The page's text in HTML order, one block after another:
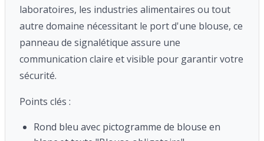
laboratoires, les industries alimentaires ou tout
autre domaine nécessitant le port d'une blouse, ce
panneau de signalétique assure une
communication claire et visible pour garantir votre
sécurité.
Points clés :
Rond bleu avec pictogramme de blouse en